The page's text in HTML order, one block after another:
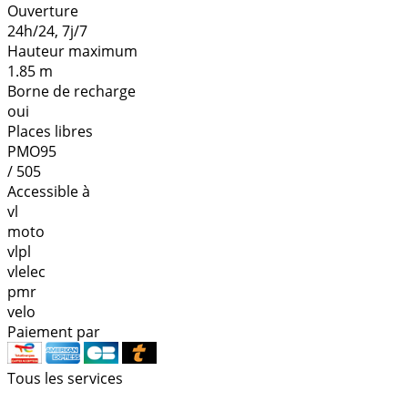
Ouverture
24h/24, 7j/7
Hauteur maximum
1.85 m
Borne de recharge
oui
Places libres
PMO95
/ 505
Accessible à
vl
moto
vlpl
vlelec
pmr
velo
Paiement par
Tous les services